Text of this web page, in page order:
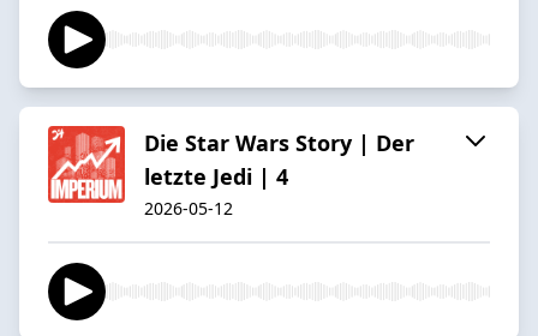
Die Star Wars Story | Der
letzte Jedi | 4
2026-05-12